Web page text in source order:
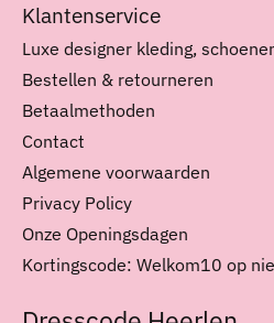
Klantenservice
Luxe designer kleding,
Bestellen & retourneren
Betaalmethoden
Contact
Algemene voorwaarden
Privacy Policy
Onze Openingsdagen
Kortingscode: Welkom10 op